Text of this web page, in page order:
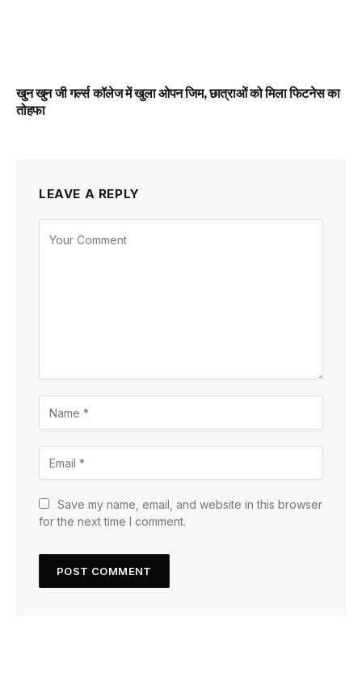
खुन खुन जी गर्ल्स कॉलेज में खुला ओपन जिम, छात्राओं को मिला फिटनेस का
तोहफा
LEAVE A REPLY
Save my name, email, and website in this browser
for the next time I comment.